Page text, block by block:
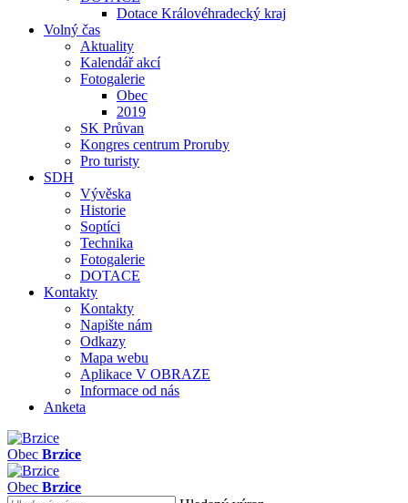
Dotace Královéhradecký kraj
Volný čas
Aktuality
Kalendář akcí
Fotogalerie
Obec
2019
SK Průvan
Kongres centrum Proruby
Pro turisty
SDH
Vývěska
Historie
Soptíci
Technika
Fotogalerie
DOTACE
Kontakty
Kontakty
Napište nám
Odkazy
Mapa webu
Aplikace V OBRAZE
Informace od nás
Anketa
Obec Brzice
Obec Brzice